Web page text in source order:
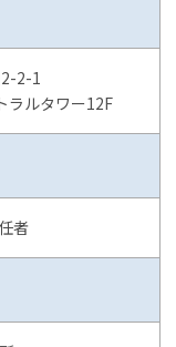
2-1
ラルタワー12F
者